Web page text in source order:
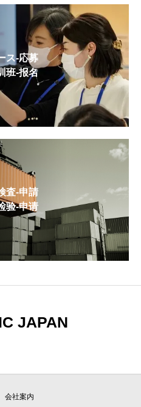
-応募
-报名
-申請
-申请
JAPAN
会社案内